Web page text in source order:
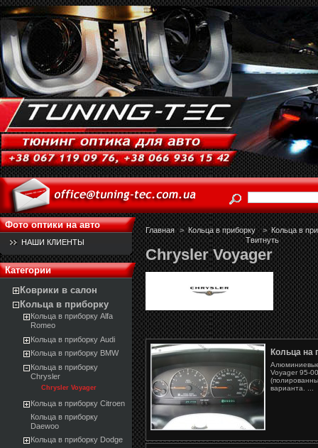
Фото оптики на авто
НАШИ КЛИЕНТЫ
Категории
Коврики в салон
Кольца в приборку
Кольца в приборку Alfa
Romeo
Кольца в приборку Audi
Кольца в приборку BMW
Кольца в приборку
Chrysler
Chrysler Voyager
Кольца в приборку Citroen
Кольца в приборку
Daewoo
Кольца в приборку Dodge
Главная > Кольца в приборку > Кольца в
Твитнуть
Chrysler Voyager
Кольца на
Voyager 95-
варианта. ...